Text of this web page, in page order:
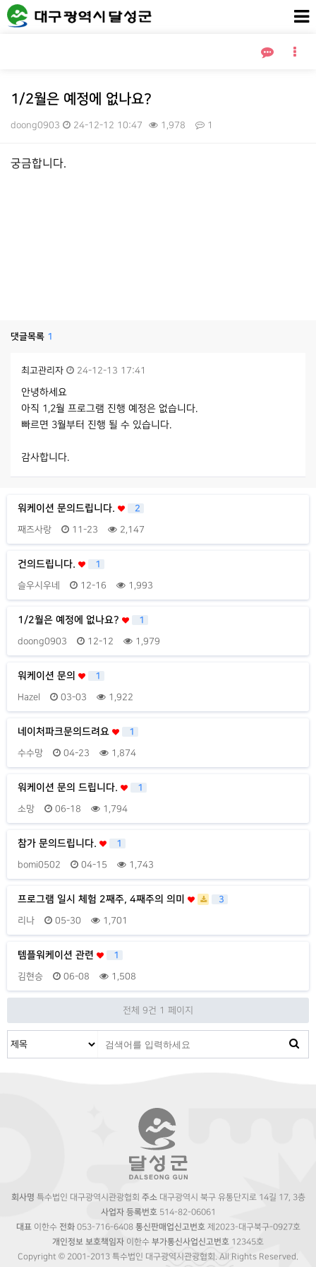
1/2월은 예정에 없나요?
doong0903 24-12-12 10:47 1,978 1
본문
궁금합니다.
댓글목록 1
최고관리자 24-12-13 17:41
안녕하세요
아직 1,2월 프로그램 진행 예정은 없습니다.
빠르면 3월부터 진행 될 수 있습니다.
감사합니다.
워케이션 문의드립니다. 2
째즈사랑 11-23 2,147
건의드립니다. 1
슬우시우네 12-16 1,993
1/2월은 예정에 없나요? 1
doong0903 12-12 1,979
워케이션 문의 1
Hazel 03-03 1,922
네이처파크문의드려요 1
수수망 04-23 1,874
워케이션 문의 드립니다. 1
소망 06-18 1,794
참가 문의드립니다. 1
bomi0502 04-15 1,743
프로그램 일시 체험 2째주, 4째주의 의미 3
리나 05-30 1,701
템플워케이션 관련 1
김현승 06-08 1,508
전체 9건 1 페이지
회사명 특수법인 대구광역시관광협회 주소대구광역시 북구 유통단지로 14길 17, 3층
사업자 등록번호514-82-06061
대표이한수 전화053-716-6408 통신판매업신고번호제2023-대구북구-0927호
개인정보 보호책임자 이한수 부가통신사업신고번호 12345호
Copyright © 2001-2013 특수법인 대구광역시관광협회. All Rights Reserved.